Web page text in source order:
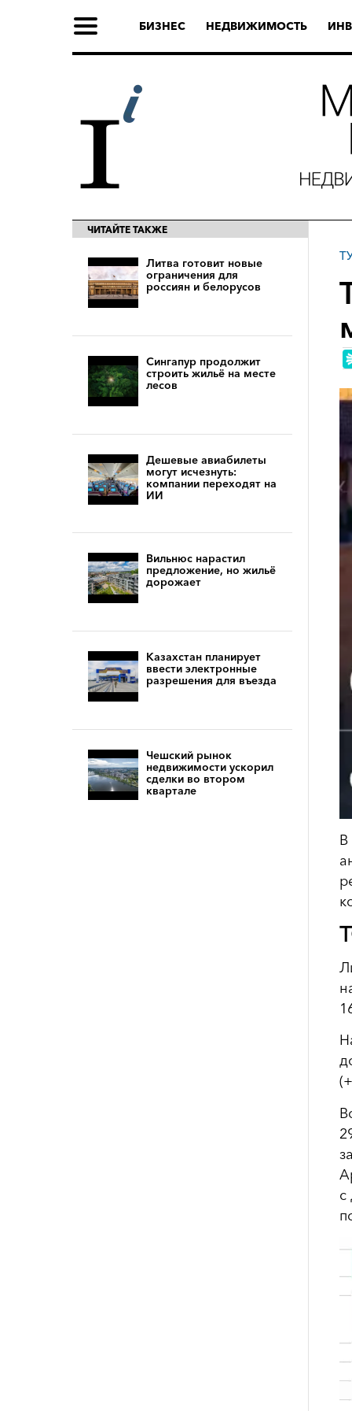
БИЗНЕС НЕДВИЖИМОСТЬ
ЧИТАЙТЕ ТАКЖЕ
Литва готовит новые
ограничения для
россиян и белорусов
Сингапур продолжит
строить жильё на месте
лесов
Дешевые авиабилеты
могут исчезнуть:
компании переходят на
ИИ
Вильнюс нарастил
предложение, но жильё
дорожает
Казахстан планирует
ввести электронные
разрешения для въезда
Чешский рынок
недвижимости ускорил
сделки во втором
квартале
В
с